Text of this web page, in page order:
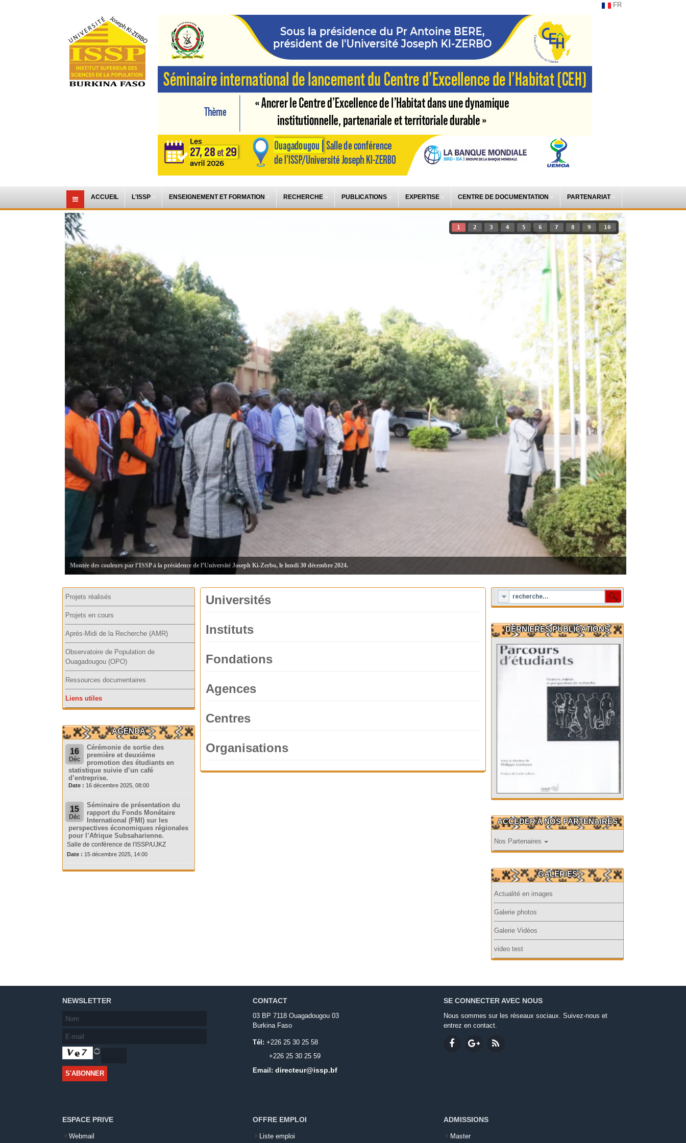
FR
ACCUEIL L'ISSP ENSEIGNEMENT ET FORMATION RECHERCHE PUBLICATIONS EXPERTISE CENTRE DE DOCUMENTATION PARTENARIAT
1 2 3 4 5 6 7 8 9 10
Montée des couleurs par l’ISSP à la présidence de l’Université Joseph Ki-Zerbo, le lundi 30 décembre 2024.
Universités
Instituts
Fondations
Agences
Centres
Organisations
Projets réalisés
Projets en cours
Après-Midi de la Recherche (AMR)
Observatoire de Population de
Ouagadougou (OPO)
Ressources documentaires
Liens utiles
AGENDA
16
Déc
Cérémonie de sortie des
première et deuxième
promotion des étudiants en
statistique suivie d’un café
d’entreprise.
Date : 16 décembre 2025, 08:00
15
Déc
Séminaire de présentation du
rapport du Fonds Monétaire
International (FMI) sur les
perspectives économiques régionales
pour l’Afrique Subsaharienne.
Salle de conférence de l'ISSP/UJKZ
Date : 15 décembre 2025, 14:00
DERNIERES PUBLICATIONS
ACCEDER A NOS PARTENAIRES
Nos Partenaires
GALERIES
Actualité en images
Galerie photos
Galerie Vidéos
video test
NEWSLETTER CONTACT
03 BP 7118 Ouagadougou 03
Burkina Faso
Tél:+226 25 30 25 58
+226 25 30 25 59
Email:directeur@issp.bf
SE CONNECTER AVEC NOUS
Nous sommes sur les réseaux sociaux. Suivez-nous et
entrez en contact.
ESPACE PRIVE
Webmail
OFFRE EMPLOI
Liste emploi
ADMISSIONS
Master